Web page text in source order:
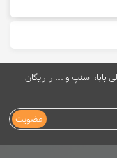
اسنپ و ... را رایگان
عضویت